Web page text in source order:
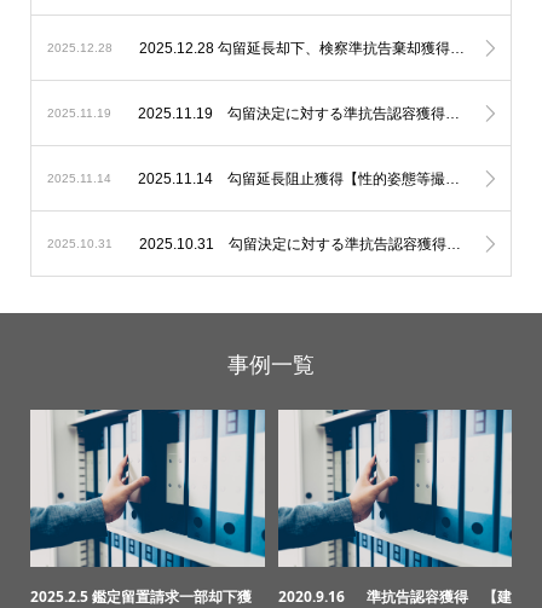
2025.12.28 2025.12.28 勾留延長却下、検察準抗告棄却獲得【未成年者誘拐】
2025.11.19 2025.11.19 勾留決定に対する準抗告認容獲得【住居侵入】
2025.11.14 2025.11.14 勾留延長阻止獲得【性的姿態等撮影】
2025.10.31 2025.10.31 勾留決定に対する準抗告認容獲得【窃盗】
事例一覧
2025.2.5 鑑定留置請求一部却下獲
2020.9.16 準抗告認容獲得 【建